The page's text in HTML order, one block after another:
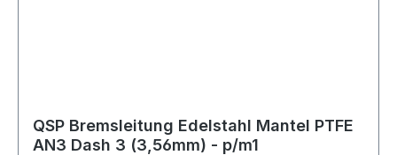
QSP Bremsleitung Edelstahl Mantel PTFE
AN3 Dash 3 (3,56mm) - p/m1